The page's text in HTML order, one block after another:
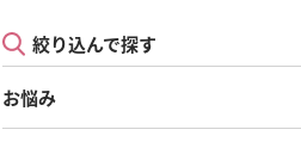
絞り込んで探す
お悩み